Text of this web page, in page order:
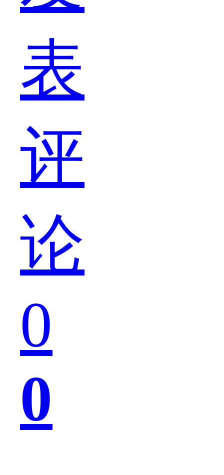
者
朱
一
龙
和
表
评
论
0
0